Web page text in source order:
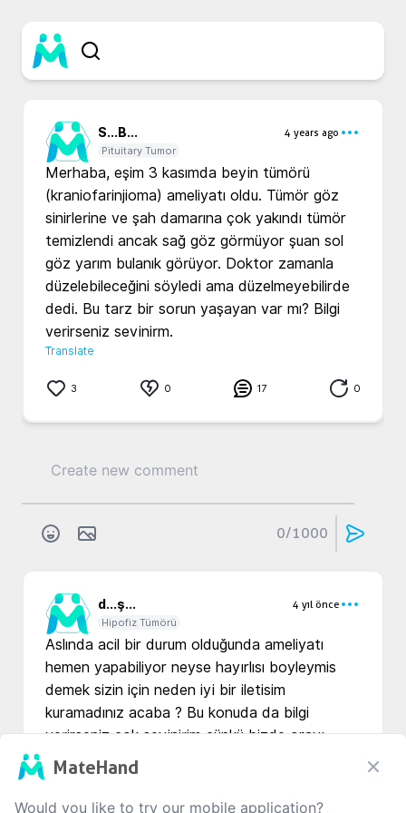
S...B...
4 years ago
Pituitary Tumor
Merhaba, eşim 3 kasımda beyin tümörü
(kraniofarinjioma) ameliyatı oldu. Tümör göz
sinirlerine ve şah damarına çok yakındı tümör
temizlendi ancak sağ göz görmüyor şuan sol
göz yarım bulanık görüyor. Doktor zamanla
düzelebileceğini söyledi ama düzelmeyebilirde
dedi. Bu tarz bir sorun yaşayan var mı? Bilgi
verirseniz sevinirm.
Translate
3 0 17 0
0/1000
d...ş...
4 yıl önce
Hipofiz Tümörü
Aslında acil bir durum olduğunda ameliyatı
hemen yapabiliyor neyse hayırlısı boyleymis
demek sizin için neden iyi bir iletisim
kuramadınız acaba ? Bu konuda da bilgi
verirseniz çok sevinirim çünkü bizde orayı
düşünüyoruz
Translate
MateHand
Would you like to try our mobile application?